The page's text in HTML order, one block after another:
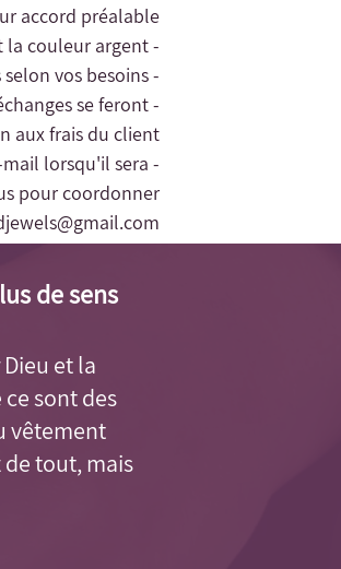
accord préalable.
- La garantie des bijoux concerne uniquement les incrustations et la couleur argent.
- Le remplacement des bijoux ne sera accordé que pour les bijoux en argent n'ayant pas été modifiés selon vos besoins
se feront
aux frais du client.
mail lorsqu'il sera
pour coordonner
de sens
et la
sont des
vêtement
tout, mais